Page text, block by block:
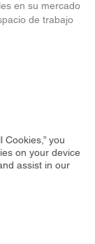
en su mercado
de trabajo
Cookies,” you
on your device
assist in our